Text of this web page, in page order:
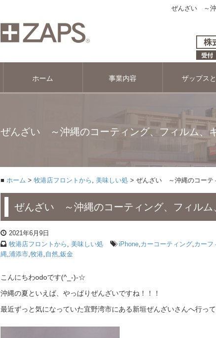
ぜんざい ～沖
ホーム 事業内容 ザップス
ぜんざい ～沖縄のコーティング、フィルム、
ホーム 牧港店フロントから , 美味しい処 ぜんざい ～沖縄のコーテ
ぜんざい ～沖縄のコーティング、フィルム
2021年6月9日
牧港店フロントから , 美味しい処 iPhone,カーコーティング,カーフ
縄,浦添市,牧港,自然,鈑金
こんにちわodoです(^_-)-☆
沖縄の夏といえば、やっぱりぜんざいですね！！！
最近ずっと気になっていた宜野湾市にある新垣ぜんざいさんへ行って